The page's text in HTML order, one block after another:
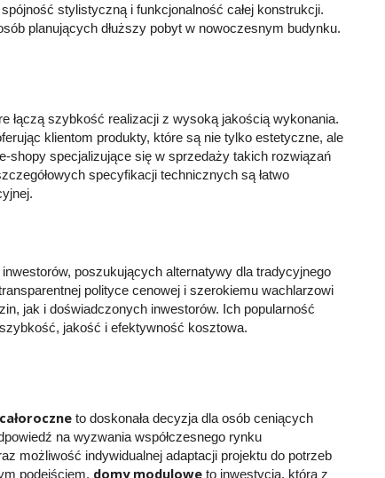
stylistyczną i funkcjonalność całej konstrukcji.
planujących dłuższy pobyt w nowoczesnym budynku.
łączą szybkość realizacji z wysoką jakością wykonania.
klientom produkty, które są nie tylko estetyczne, ale
shopy specjalizujące się w sprzedaży takich rozwiązań
specyfikacji technicznych są łatwo
poszukujących alternatywy dla tradycyjnego
polityce cenowej i szerokiemu wachlarzowi
jak i doświadczonych inwestorów. Ich popularność
jakość i efektywność kosztowa.
to doskonała decyzja dla osób ceniących
na wyzwania współczesnego rynku
możliwość indywidualnej adaptacji projektu do potrzeb
podejściem, domy moduloweto inwestycja, która z